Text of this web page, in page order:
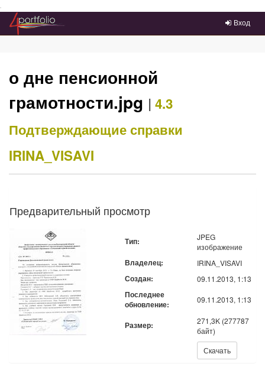
Преейти на главное меню
Вход
о дне пенсионной
грамотности.jpg | 4.3
Подтверждающие справки
IRINA_VISAVI
Предварительный просмотр
Тип:
JPEG
изображение
Владелец: IRINA_VISAVI
Создан: 09.11.2013, 1:13
Последнее
обновление:
09.11.2013, 1:13
Размер:
271,3K (277787
байт)
Скачать